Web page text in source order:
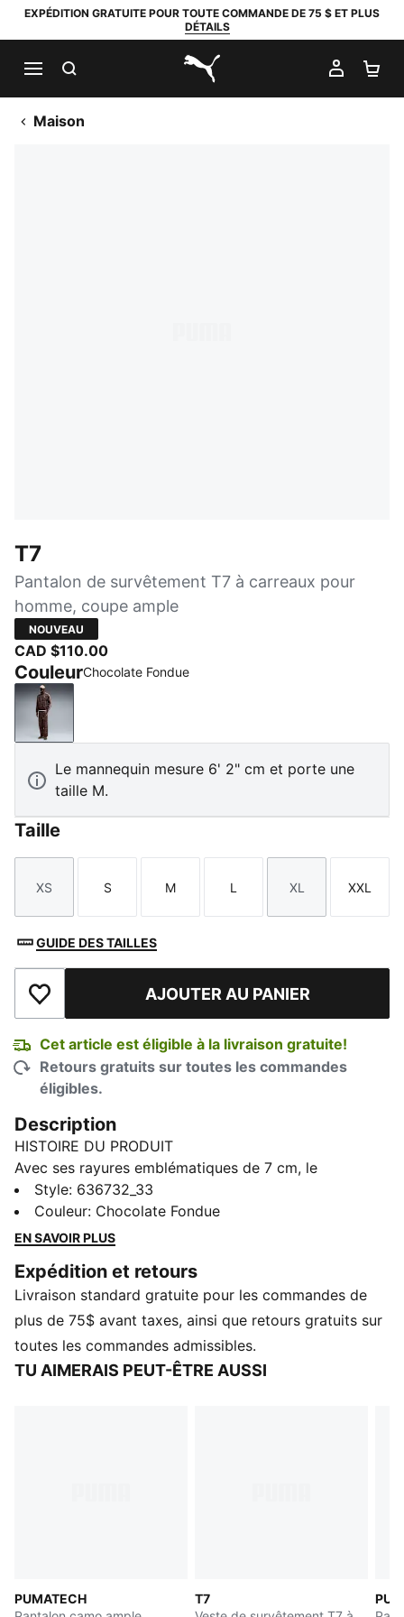
EXPÉDITION GRATUITE POUR TOUTE COMMANDE DE 75 $ ET PLUS
DÉTAILS
PUMA.com
MON
Maison
T7
Pantalon de survêtement T7 à carreaux pour
homme, coupe ample
NOUVEAU
CAD $110.00
CouleurChocolate Fondue
Chocolate Fondue
Le mannequin mesure 6' 2" cm et porte une
taille M.
Taille
Taille
XS
Taille
S
Taille
M
Taille
L
Taille
XL
Taille
XXL
GUIDE DES TAILLES
Ajouter à la liste de souhaits
AJOUTER AU PANIER
Cet article est éligible à la livraison gratuite!
Retours gratuits sur toutes les commandes
éligibles.
Description
HISTOIRE DU PRODUIT
Avec ses rayures emblématiques de 7 cm, le
survêtement T7 a fait son apparition en 1968 et n'a
cessé depuis de révolutionner le monde de la mode.
Ce pantalon de survêtement T7 présente un imprimé
ajustement sur mesure.
CARACTÉRISTIQUES ET AVANTAGES
Fabriqué avec au moins 20 % de matériaux recyclés
DÉTAILS
Conçu pour : Style de vie par PUMA
Style: 636732_33
Couleur: Chocolate Fondue
EN SAVOIR PLUS
Expédition et retours
Livraison standard gratuite pour les commandes de
plus de 75$ avant taxes, ainsi que retours gratuits sur
toutes les commandes admissibles.
TU AIMERAIS PEUT-ÊTRE AUSSI
PUMATECH
T7